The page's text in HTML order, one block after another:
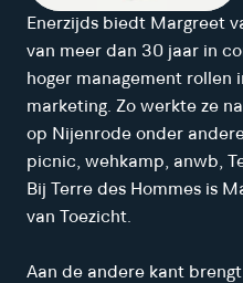
Enerzijds biedt Margreet
van meer dan 30 jaar in
hoger management rollen
marketing. Zo werkte ze
op Nijenrode onder
picnic, wehkamp, anwb,
Bij Terre des Hommes is
van Toezicht.
Aan de andere kant